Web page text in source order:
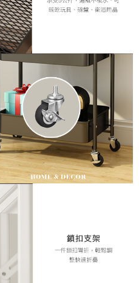
戶之使用額度並採取法律行動。